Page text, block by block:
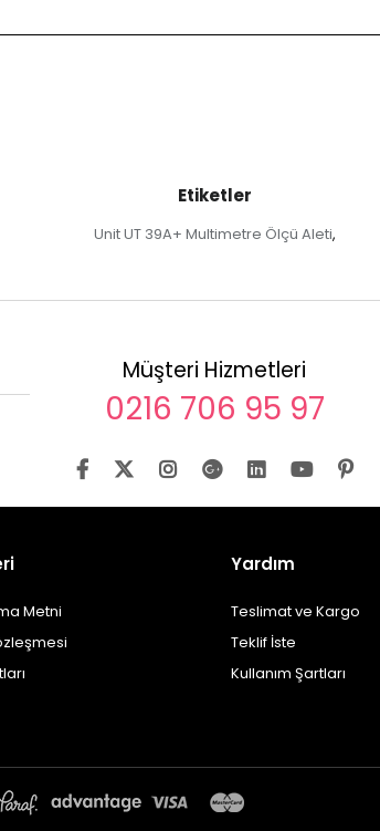
Etiketler
Unit UT 39A+ Multimetre Ölçü Aleti,
Müşteri Hizmetleri
0216 706 95 97
Metni
Yardım
Teslimat ve Kargo
Teklif İste
Kullanım Şartları